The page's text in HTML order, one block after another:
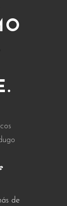
de